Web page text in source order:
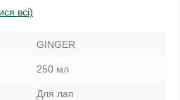
всі)
GINGER
250 мл
Для лап